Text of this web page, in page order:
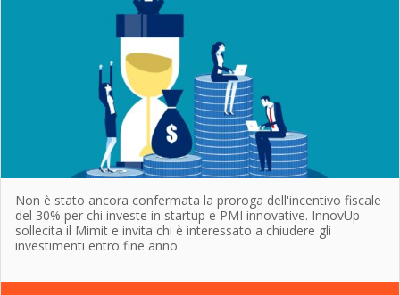
Non è stato ancora confermata la proroga dell'incentivo fiscale
del 30% per chi investe in startup e PMI innovative. InnovUp
sollecita il Mimit e invita chi è interessato a chiudere gli
investimenti entro fine anno